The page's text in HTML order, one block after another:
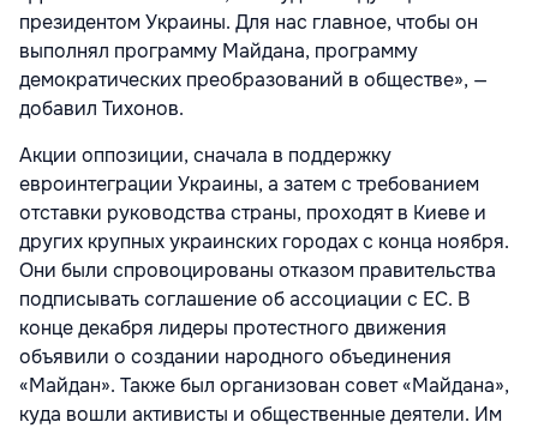
президентом Украины. Для нас главное, чтобы он
выполнял программу Майдана, программу
демократических преобразований в обществе», —
добавил Тихонов.
Акции оппозиции, сначала в поддержку
евроинтеграции Украины, а затем с требованием
отставки руководства страны, проходят в Киеве и
других крупных украинских городах с конца ноября.
Они были спровоцированы отказом правительства
подписывать соглашение об ассоциации с ЕС. В
конце декабря лидеры протестного движения
объявили о создании народного объединения
«Майдан». Также был организован совет «Майдана»,
куда вошли активисты и общественные деятели. Им